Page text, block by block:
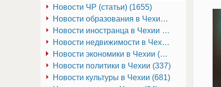
Новости иностранца в Чехии (223)
Новости культуры в Чехии (681)
Новости недвижимости в Чехии (337)
Новости образования в Чехии (251)
Новости политики в Чехии (337)
Новости ЧР (статьи) (1655)
Новости экономики в Чехии (941)